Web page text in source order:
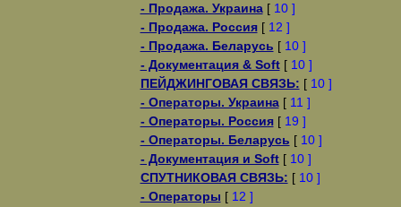
- Продажа. Украина[ 10 ]
- Продажа. Россия[ 12 ]
- Продажа. Беларусь [ 10 ]
- Документация & Soft[ 10 ]
ПЕЙДЖИНГОВАЯ СВЯЗЬ: [ 10 ]
- Операторы. Украина[ 11 ]
- Операторы. Россия[ 19 ]
- Операторы. Беларусь [ 10 ]
- Документация и Soft[ 10 ]
СПУТНИКОВАЯ СВЯЗЬ: [ 10 ]
- Операторы [ 12 ]